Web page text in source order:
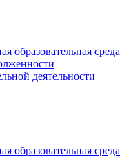
образовательная среда
деятельности
образовательная среда